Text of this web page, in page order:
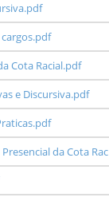
Cota Racial.pdf
e Discursiva.pdf
da Cota